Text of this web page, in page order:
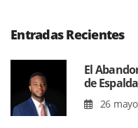
Entradas Recientes
El
de
26